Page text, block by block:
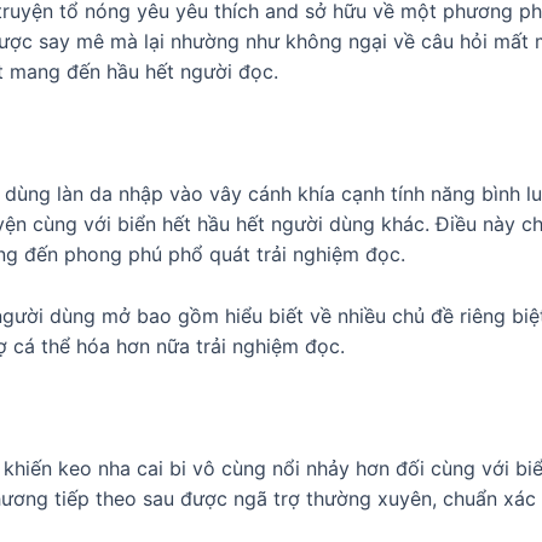
tổ nóng yêu yêu thích and sở hữu về một phương
say mê mà lại nhường như không ngại về câu hỏi mất
đến hầu hết người đọc.
làn da nhập vào vây cánh khía cạnh tính năng bình
cùng với biển hết hầu hết người dùng khác. Điều này
đến phong phú phổ quát trải nghiệm đọc.
dùng mở bao gồm hiểu biết về nhiều chủ đề riêng
thể hóa hơn nữa trải nghiệm đọc.
keo nha cai bi vô cùng nổi nhảy hơn đối cùng với
tiếp theo sau được ngã trợ thường xuyên, chuẩn